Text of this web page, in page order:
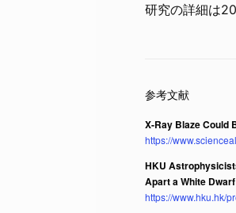
研究の詳細は
X-Ray Blaze Could
https://
HKU
Apart a White Dwarf
https://www.hku.hk/